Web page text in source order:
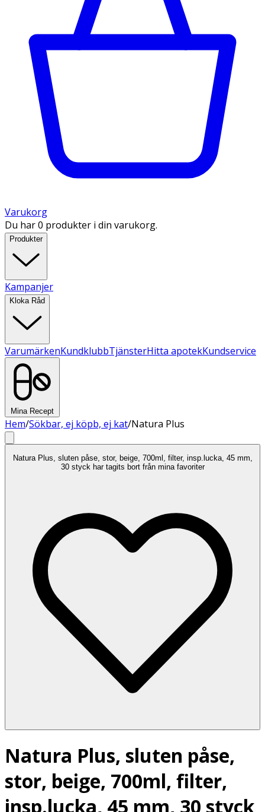
Varukorg
Du har 0 produkter i din varukorg.
Produkter
Kampanjer
Kloka Råd
VarumärkenKundklubbTjänsterHitta apotekKundservice
Mina Recept
Hem/Sökbar, ej köpb, ej kat/Natura Plus
Natura Plus, sluten påse, stor, beige, 700ml, filter, insp.lucka, 45 mm,
30 styck har tagits bort från mina favoriter
Natura Plus, sluten påse,
stor, beige, 700ml, filter,
insp.lucka, 45 mm, 30 styck